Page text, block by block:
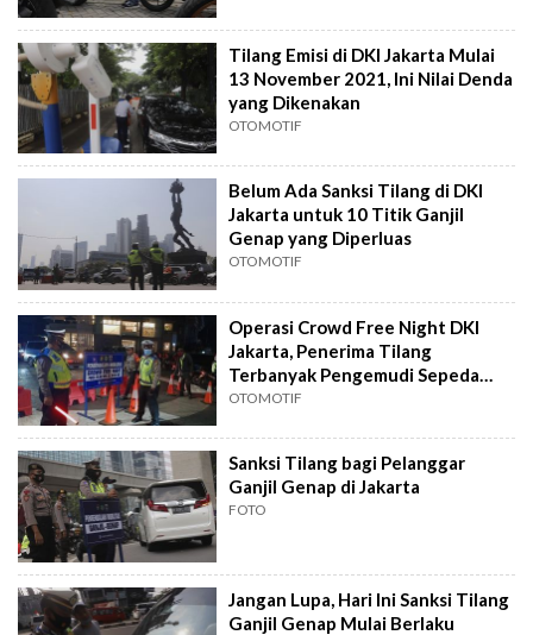
Tilang Emisi di DKI Jakarta Mulai
13 November 2021, Ini Nilai Denda
yang Dikenakan
OTOMOTIF
Belum Ada Sanksi Tilang di DKI
Jakarta untuk 10 Titik Ganjil
Genap yang Diperluas
OTOMOTIF
Operasi Crowd Free Night DKI
Jakarta, Penerima Tilang
Terbanyak Pengemudi Sepeda
Motor
OTOMOTIF
Sanksi Tilang bagi Pelanggar
Ganjil Genap di Jakarta
FOTO
Jangan Lupa, Hari Ini Sanksi Tilang
Ganjil Genap Mulai Berlaku